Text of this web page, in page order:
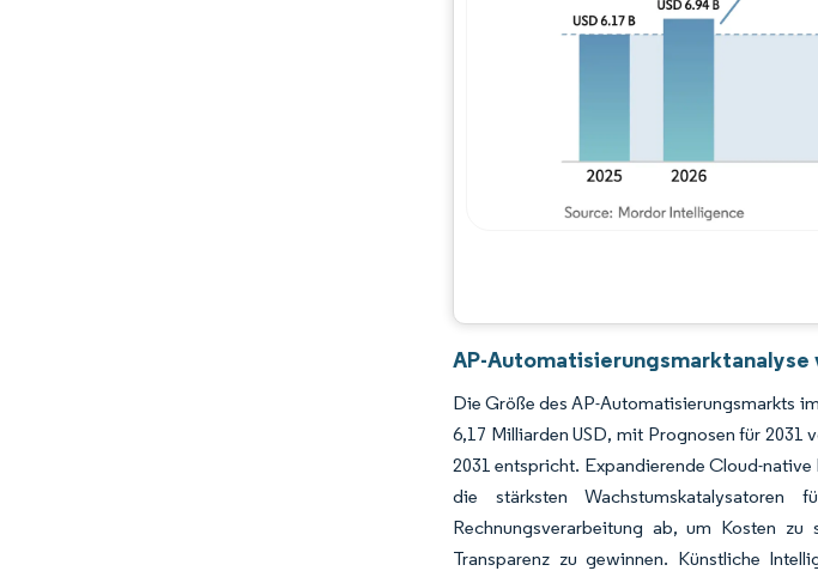
Bild © Mordor
AP-
Die Größe des AP-Automatisierungsmarkts
6,17 Milliarden USD, mit Prognosen für 2031
2031 entspricht. Expandierende Cloud-
die stärksten Wachstumskatalysatoren
Rechnungsverarbeitung ab, um Kosten zu
Transparenz zu gewinnen. Künstliche